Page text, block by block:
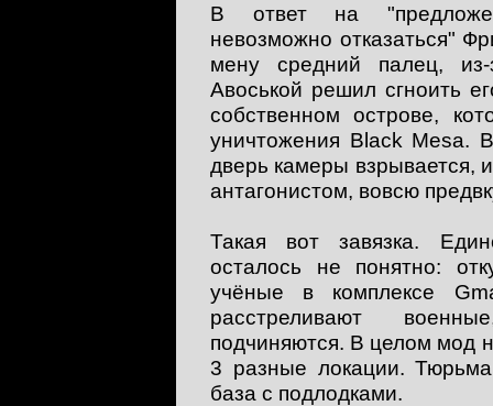
В ответ на
невозможно отказаться"
мену средний палец,
Авоськой решил сгноить
собственном острове,
уничтожения Black Mesa. В
дверь камеры
антагонистом, вовсю
Такая вот завязка.
осталось не понятно:
учёные в комплексе
расстреливают
подчиняются. В целом мод
3 разные локации.
база с подлодками.